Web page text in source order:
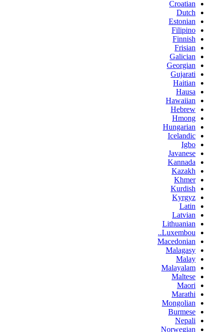
Croatian
Dutch
Estonian
Filipino
Finnish
Frisian
Galician
Georgian
Gujarati
Haitian
Hausa
Hawaiian
Hebrew
Hmong
Hungarian
Icelandic
Igbo
Javanese
Kannada
Kazakh
Khmer
Kurdish
Kyrgyz
Latin
Latvian
Lithuanian
Luxembou..
Macedonian
Malagasy
Malay
Malayalam
Maltese
Maori
Marathi
Mongolian
Burmese
Nepali
Norwegian